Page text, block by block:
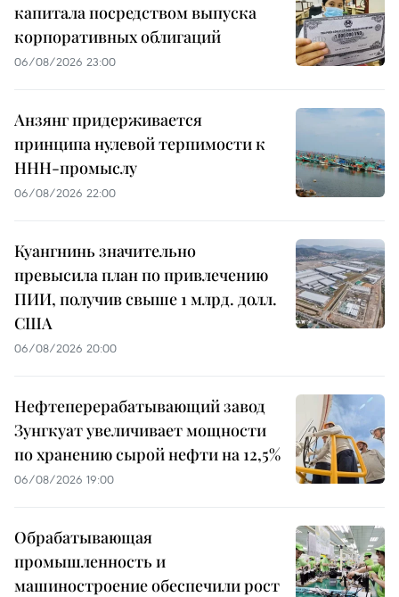
капитала посредством выпуска
корпоративных облигаций
06/08/2026 23:00
Анзянг придерживается
принципа нулевой терпимости к
ННН-промыслу
06/08/2026 22:00
Куангнинь значительно
превысила план по привлечению
ПИИ, получив свыше 1 млрд. долл.
США
06/08/2026 20:00
Нефтеперерабатывающий завод
Зунгкуат увеличивает мощности
по хранению сырой нефти на 12,5%
06/08/2026 19:00
Обрабатывающая
промышленность и
машиностроение обеспечили рост